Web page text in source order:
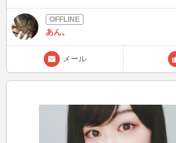
あん。
メール